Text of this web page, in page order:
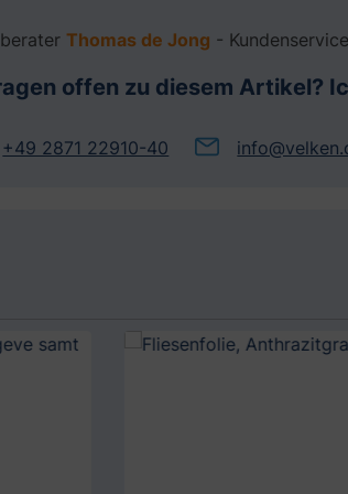
Thomas de Jong - Kundenservice
offen zu diesem Artikel?
+49 2871 22910-40